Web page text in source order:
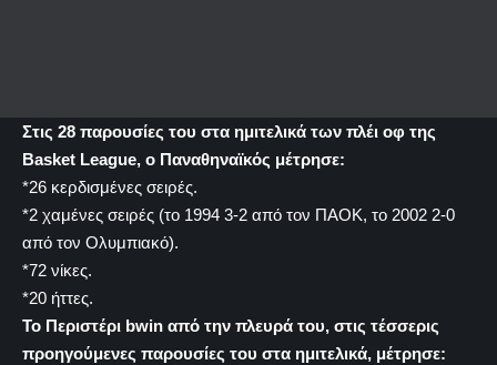
Στις 28 παρουσίες του στα ημιτελικά των πλέι οφ της
Basket League, ο Παναθηναϊκός μέτρησε:
*26 κερδισμένες σειρές.
*2 χαμένες σειρές (το 1994 3-2 από τον ΠΑΟΚ, το 2002 2-0
από τον Ολυμπιακό).
*72 νίκες.
*20 ήττες.
Το Περιστέρι bwin από την πλευρά του, στις τέσσερις
προηγούμενες παρουσίες του στα ημιτελικά, μέτρησε: